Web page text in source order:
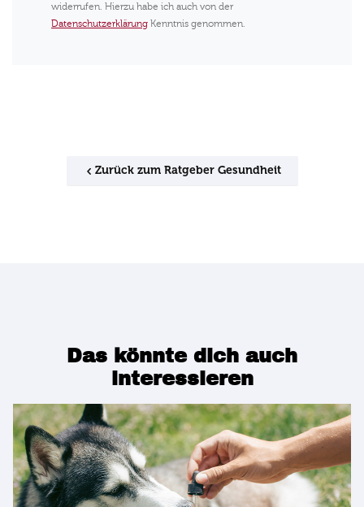
widerrufen. Hierzu habe ich auch von der
Datenschutzerklärung Kenntnis genommen.
Zurück zum Ratgeber Gesundheit
Das könnte dich auch
interessieren